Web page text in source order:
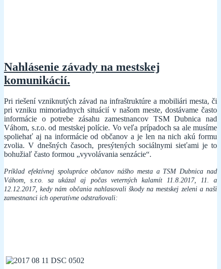
Nahlásenie závady na mestskej
komunikácií.
Pri riešení vzniknutých závad na infraštruktúre a mobiliári mesta, či
pri vzniku mimoriadnych situácií v našom meste, dostávame často
informácie o potrebe zásahu zamestnancov TSM Dubnica nad
Váhom, s.r.o. od mestskej polície. Vo veľa prípadoch sa ale musíme
spoliehať aj na informácie od občanov a je len na nich akú formu
zvolia. V dnešných časoch, presýtených sociálnymi sieťami je to
bohužiaľ často formou „vyvolávania senzácie“.
Príklad efektívnej spolupráce občanov nášho mesta a TSM Dubnica nad
Váhom, s.r.o. sa ukázal aj počas veterných kalamít 11.8.2017, 11. a
12.12.2017, kedy nám občania nahlasovali škody na mestskej zeleni a naši
zamestnanci ich operatívne odstraňovali: